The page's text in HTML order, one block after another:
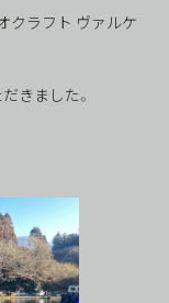
クラフト ヴァルケ
きました。